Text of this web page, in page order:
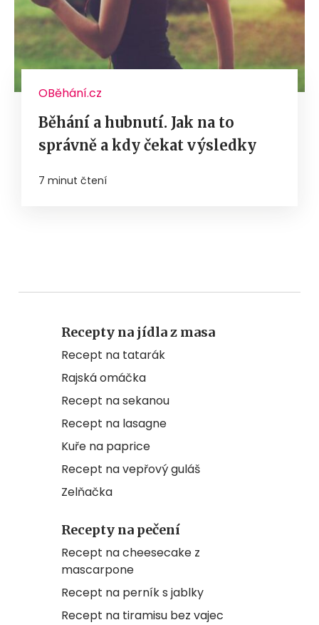
OBěhání.cz
Běhání a hubnutí. Jak na to
správně a kdy čekat výsledky
7 minut čtení
Recepty na jídla z masa
Recept na tatarák
Rajská omáčka
Recept na sekanou
Recept na lasagne
Kuře na paprice
Recept na vepřový guláš
Zelňačka
Recepty na pečení
Recept na cheesecake z
mascarpone
Recept na perník s jablky
Recept na tiramisu bez vajec